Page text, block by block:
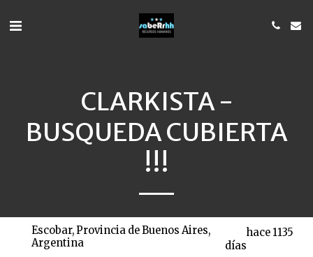
CLARKISTA -
BUSQUEDA CUBIERTA
!!!
Escobar, Provincia de Buenos Aires,
Argentina
hace 1135
días